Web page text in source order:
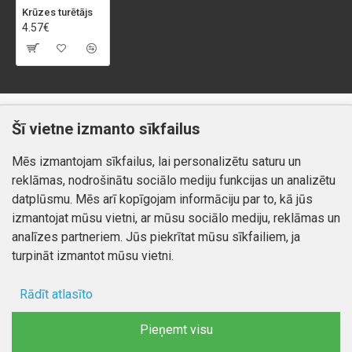
Krūzes turētājs
4.57€
Klientiem
Kontakti
Preču atgriešana
Mans profils
Mans profils
Pasūtījumi
Piegāde un apmaksa
Atteikuma tiesības
Privātuma politika
Kontakti
Autortiesības © 2026, www.autobode.lv, Visas tiesības
Šī vietne izmanto sīkfailus
Mēs izmantojam sīkfailus, lai personalizētu saturu un
reklāmas, nodrošinātu sociālo mediju funkcijas un analizētu
datplūsmu. Mēs arī kopīgojam informāciju par to, kā jūs
izmantojat mūsu vietni, ar mūsu sociālo mediju, reklāmas un
analīzes partneriem. Jūs piekrītat mūsu sīkfailiem, ja
turpināt izmantot mūsu vietni.
Rādīt atlasīto
Pieņemt visu